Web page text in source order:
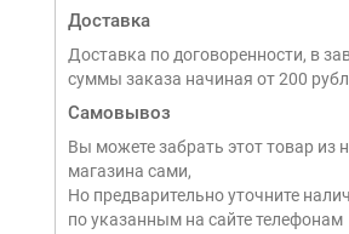
Доставка
Доставка по договоренности, в
суммы заказа начиная от 200
Самовывоз
Вы можете забрать этот товар из
магазина сами,
Но предварительно уточните
по указанным на сайте телефонам